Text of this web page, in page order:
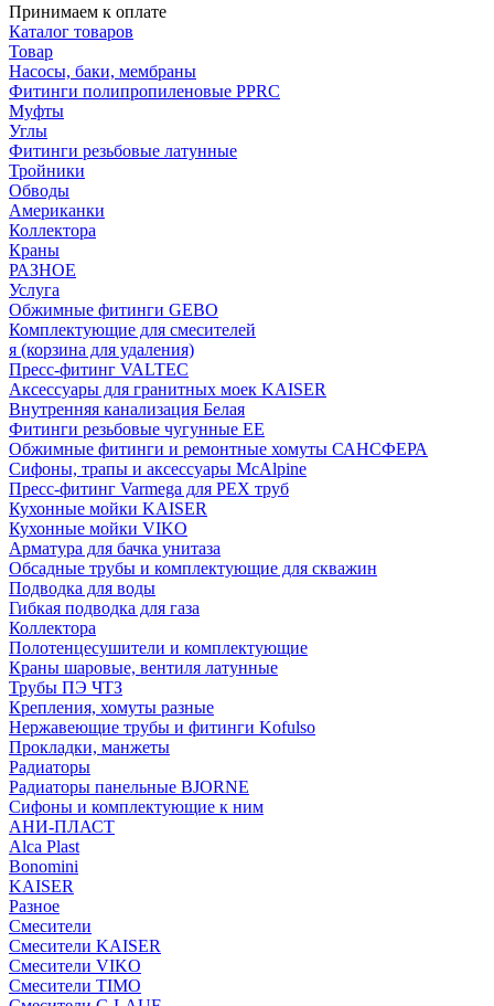
Принимаем к оплате
Каталог товаров
Товар
Насосы, баки, мембраны
Фитинги полипропиленовые PPRC
Муфты
Углы
Фитинги резьбовые латунные
Тройники
Обводы
Американки
Коллектора
Краны
РАЗНОЕ
Услуга
Обжимные фитинги GEBO
Комплектующие для смесителей
я (корзина для удаления)
Пресс-фитинг VALTEC
Аксессуары для гранитных моек KAISER
Внутренняя канализация Белая
Фитинги резьбовые чугунные EE
Обжимные фитинги и ремонтные хомуты САНСФЕРА
Сифоны, трапы и аксессуары McAlpine
Пресс-фитинг Varmega для PEX труб
Кухонные мойки KAISER
Кухонные мойки VIKO
Арматура для бачка унитаза
Обсадные трубы и комплектующие для скважин
Подводка для воды
Гибкая подводка для газа
Коллектора
Полотенцесушители и комплектующие
Краны шаровые, вентиля латунные
Трубы ПЭ ЧТЗ
Крепления, хомуты разные
Нержавеющие трубы и фитинги Kofulso
Прокладки, манжеты
Радиаторы
Радиаторы панельные BJORNE
Сифоны и комплектующие к ним
АНИ-ПЛАСТ
Alca Plast
Bonomini
KAISER
Разное
Смесители
Смесители KAISER
Смесители VIKO
Смесители TIMO